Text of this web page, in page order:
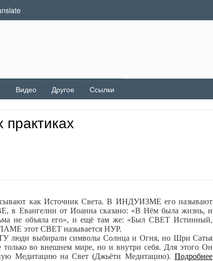
Видео Другое Ссылки
как Источник Света. В ИНДУИЗМЕ его называют
от Иоанна сказано: «В Нём была жизнь, и
не объяла его», и ещё там же: «Был СВЕТ Истинный,
этот СВЕТ называется НУР.
люди выбирали символы Солнца и Огня, но Шри Сатья
во внешнем мире, но и внутри себя. Для этого Он
Медитацию на Свет (Джьёти Медитацию). Подробнее